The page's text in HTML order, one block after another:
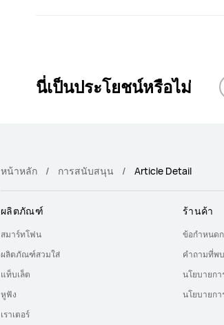
นี่เป็นประโยชน์หรือไม่
หน้าหลัก การสนับสนุน Article Detail
ผลิตภัณฑ์
สมาร์ทโฟน
ผลิตภัณฑ์สวมใส่
แท็บเล็ต
หูฟัง
เราเตอร์
ร้านค้า
ข้อกำหนด
คำถามที่พ
นโยบายกา
นโยบายก